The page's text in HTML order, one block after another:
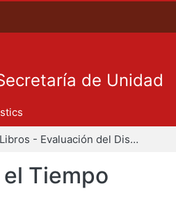
de Unidad
Libros - Evaluación del Diseño en el Tiempo
Tiempo